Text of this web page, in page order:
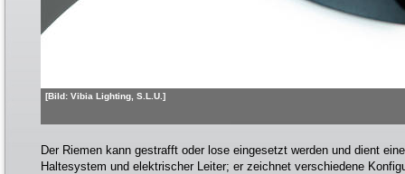
[Bild: Vibia Lighting, S.L.U.]
Der Riemen kann gestrafft oder lose eingesetzt werden und dient
Haltesystem und elektrischer Leiter; er zeichnet verschiedene